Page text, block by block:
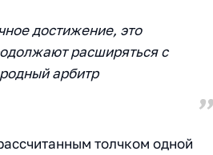
достижение, это
расширяться с
арбитр
толчком одной